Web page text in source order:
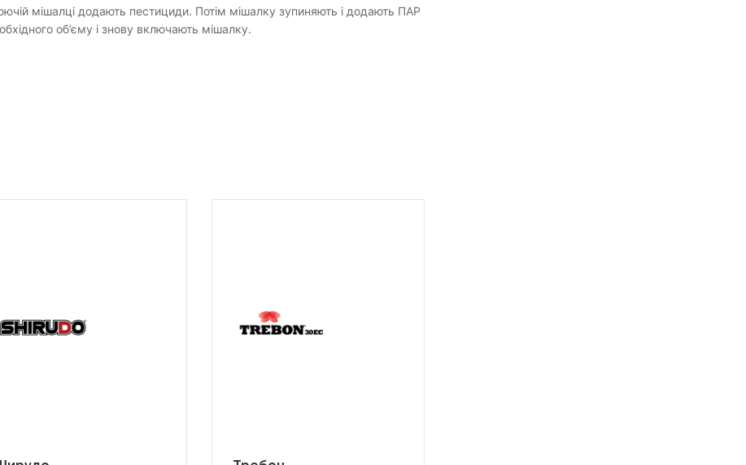
мішалці додають пестициди. Потім мішалку зупиняють і додають ПАР
об’єму і знову включають мішалку.